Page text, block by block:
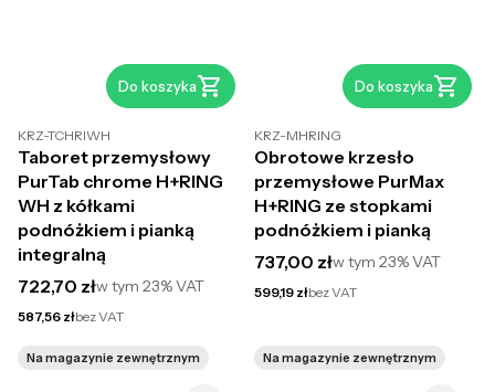
Do koszyka
KRZ-TCHRIWH
Taboret przemysłowy
PurTab chrome H+RING
WH z kółkami
podnóżkiem i pianką
integralną
Cena brutto
722,70 złw tym 23%VAT
Cena netto
587,56 złbez VAT
Na magazynie zewnętrznym
Do koszyka
KRZ-MHRING
Obrotowe krzesło
przemysłowe PurMax
H+RING ze stopkami
podnóżkiem i pianką
Cena brutto
737,00 złw tym23%VAT
Cena netto
599,19 złbez VAT
Na magazynie zewnętrznym